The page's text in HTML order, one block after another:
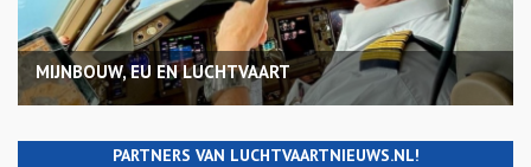
MIJNBOUW, EU EN LUCHTVAART
PARTNERS VAN LUCHTVAARTNIEUWS.NL!